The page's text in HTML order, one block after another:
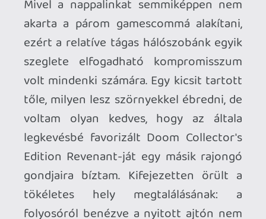
"normális" hálószoba ággyal,
éjjeliszekrényekkel, komóddal. A
földszinti lakás egy gyönyörű helyen
található, a társasház a településünk
legszélén áll, közvetlenül az erdő
szomszédságában, a levegő hibátlan, a
környék extrém csendes és ha kinézek az
ablakon, majdnem olyan, mintha az erdő
közepén élnénk, számomra a belvárosi
nyüzsgés után sokkal ideálisabb
pihenésre, tanulásra meg nagyjából